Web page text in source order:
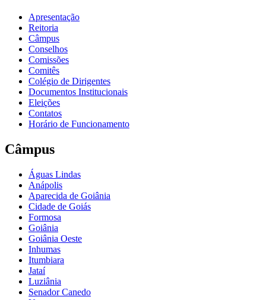
Apresentação
Reitoria
Câmpus
Conselhos
Comissões
Comitês
Colégio de Dirigentes
Documentos Institucionais
Eleições
Contatos
Horário de Funcionamento
Câmpus
Águas Lindas
Anápolis
Aparecida de Goiânia
Cidade de Goiás
Formosa
Goiânia
Goiânia Oeste
Inhumas
Itumbiara
Jataí
Luziânia
Senador Canedo